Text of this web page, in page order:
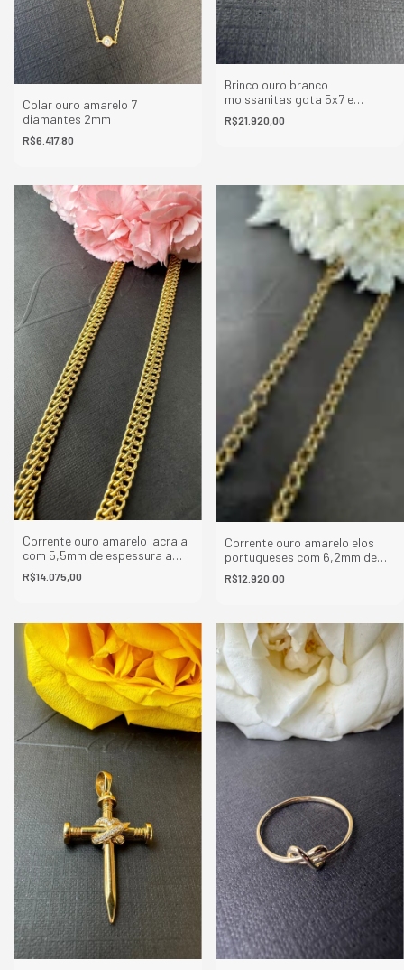
Colar ouro amarelo 7
diamantes 2mm
R$6.417,80
Brinco ouro branco
moissanitas gota 5x7 e
8x12mm
R$21.920,00
Corrente ouro amarelo lacraia
com 5,5mm de espessura a
partir de 40cm de
comprimento
R$14.075,00
Corrente ouro amarelo elos
portugueses com 6,2mm de
espessura a partir de 40cm de
comprimento
R$12.920,00